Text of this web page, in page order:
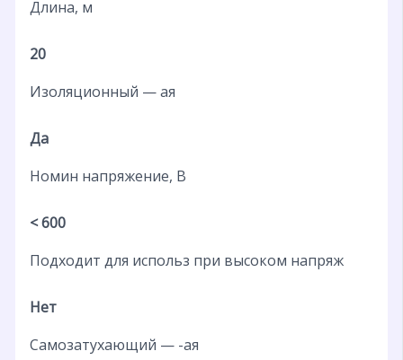
Длина, м
20
Изоляционный — ая
Да
Номин напряжение, В
< 600
Подходит для использ при высоком напряж
Нет
Самозатухающий — -ая